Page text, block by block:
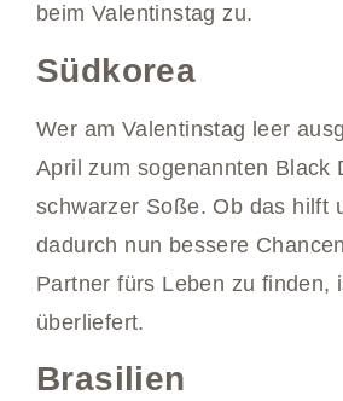
beim Valentinstag zu.
Südkorea
Wer am Valentinstag leer
April zum sogenannten Black
schwarzer Soße. Ob das hilft
dadurch nun bessere
Partner fürs Leben zu finden,
überliefert.
Brasilien